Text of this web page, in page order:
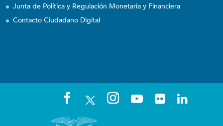
Junta de Política y Regulación Monetaria y Financiera
Contacto Ciudadano Digital